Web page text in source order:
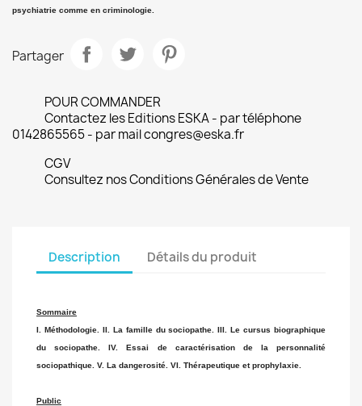
psychiatrie comme en criminologie.
Partager
POUR COMMANDER
Contactez les Editions ESKA - par téléphone
0142865565 - par mail congres@eska.fr
CGV
Consultez nos Conditions Générales de Vente
Description Détails du produit
Sommaire
I. Méthodologie. II. La famille du sociopathe. III. Le cursus biographique
du sociopathe. IV. Essai de caractérisation de la personnalité
sociopathique. V. La dangerosité. VI. Thérapeutique et prophylaxie.
Public